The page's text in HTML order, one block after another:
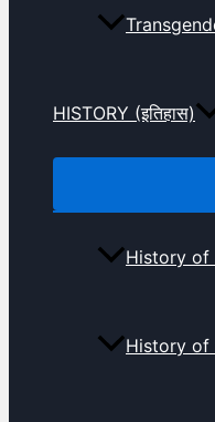
HISTORY (इतिहास)
History of
History of